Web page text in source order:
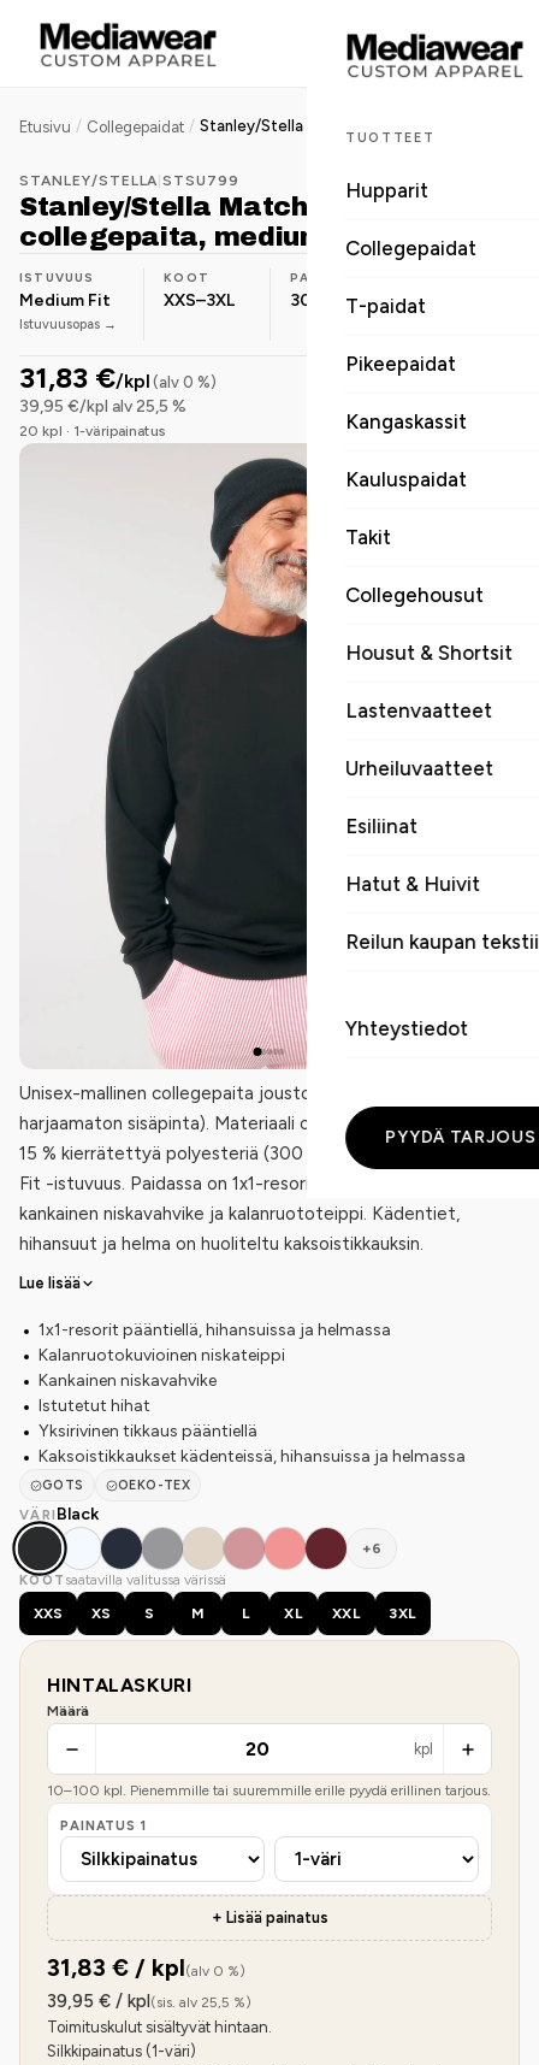
TUOTTEET
Hupparit
Collegepaidat
T-paidat
Pikeepaidat
Kangaskassit
Kauluspaidat
Takit
Collegehousut
Housut & Shortsit
Lastenvaatteet
Urheiluvaatteet
Esiliinat
Hatut & Huivit
Reilun kaupan
Yhteystiedot
PYYDÄ TARJOUS
Etusivu / Collegepaidat /
STANLEY/STELLA |STSU799
Stanley/Stella Matcher unisex
collegepaita, medium fit, 300 g
ISTUVUUS
Medium Fit
Istuvuusopas →
KOOT
XXS–3XL
PAINO
300 g/m²
Puuvilla-
31,83 €/kpl (alv 0 %)
39,95 €/kpl alv 25,5 %
20 kpl · 1-väripainatus
Unisex-mallinen collegepaita joustofroteesta (french terry,
harjaamaton sisäpinta). Materiaali on 85 % luomupuuvillaa ja
15 % kierrätettyä polyesteriä (300 g/m²). Normaali Medium
Fit -istuvuus. Paidassa on 1x1-resorit, istutetut hihat,
kankainen niskavahvike ja kalanruototeippi. Kädentiet,
hihansuut ja helma on huoliteltu kaksoistikkauksin.
Lue lisää
1x1-resorit pääntiellä, hihansuissa ja helmassa
Kalanruotokuvioinen niskateippi
Kankainen niskavahvike
Istutetut hihat
Yksirivinen tikkaus pääntiellä
Kaksoistikkaukset kädenteissä, hihansuissa ja helmassa
GOTS
OEKO-TEX
VÄRI Black
+6
KOOT saatavilla valitussa värissä
XXS
XS S M L XL XXL 3XL
HINTALASKURI
Määrä
kpl
10–100 kpl. Pienemmille tai suuremmille erille pyydä erillinen tarjous.
PAINATUS 1
+ Lisää painatus
31,83 € / kpl(alv 0 %)
39,95 € / kpl(sis. alv 25,5 %)
Toimituskulut sisältyvät hintaan.
Silkkipainatus (1-väri)